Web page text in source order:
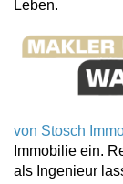
Leben.
von Stosch
Immobilie ein.
als Ingenieur